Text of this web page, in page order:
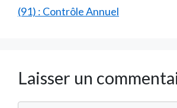
(91) : Contrôle Annuel
Laisser un